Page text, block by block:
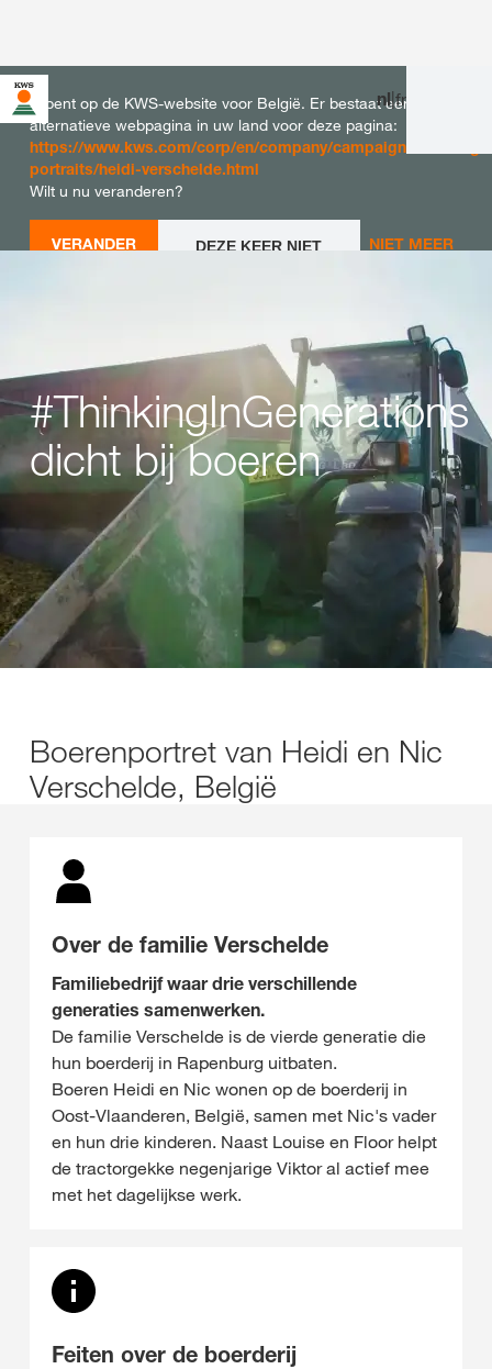
nl|fr
U bent op de KWS-website voor België. Er bestaat een
alternatieve webpagina in uw land voor deze pagina:
https://www.kws.com/corp/en/company/campaigns/
portraits/heidi-verschelde.html
Wilt u nu veranderen?
VERANDER
DEZE KEER NIET
NIET MEER
#ThinkingInGenerations
dicht bij boeren
Boerenportret van Heidi en Nic
Verschelde, België
Over de familie Verschelde
Familiebedrijf waar drie verschillende
generaties samenwerken.
De familie Verschelde is de vierde generatie die
hun boerderij in Rapenburg uitbaten.
Boeren Heidi en Nic wonen op de boerderij in
Oost-Vlaanderen, België, samen met Nic's vader
en hun drie kinderen. Naast Louise en Floor helpt
de tractorgekke negenjarige Viktor al actief mee
met het dagelijkse werk.
Feiten over de boerderij